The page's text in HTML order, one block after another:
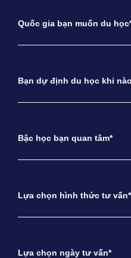
Quốc gia bạn muốn du
Bạn dự định du học khi
Bậc học bạn quan tâm*
Lựa chọn hình thức tư vấn*
Lựa chọn ngày tư vấn*